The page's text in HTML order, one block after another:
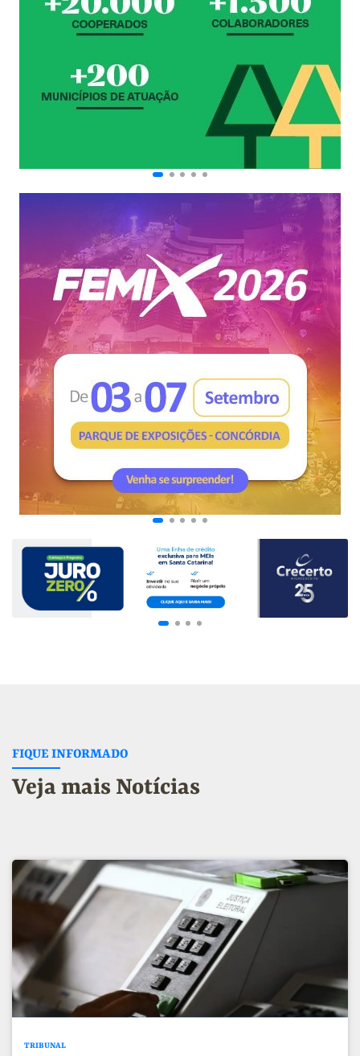
FIQUE INFORMADO
Veja mais Notícias
TRIBUNAL